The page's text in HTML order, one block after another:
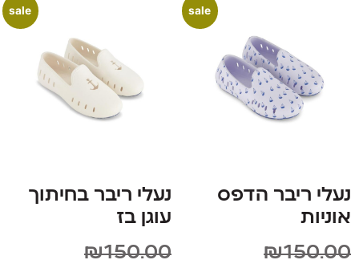
sale
נעלי ריבר הדפס
אוניות
₪150.00
sale
נעלי ריבר בחיתוך
עוגן בז
₪150.00